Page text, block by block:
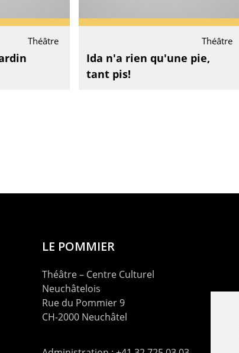
Théâtre Théâtre
Ida n'a rien qu'une pie,
tant pis!
LE POMMIER
Théâtre – Centre Culturel
Neuchâtelois
Rue du Pommier 9
CH-2000 Neuchâtel